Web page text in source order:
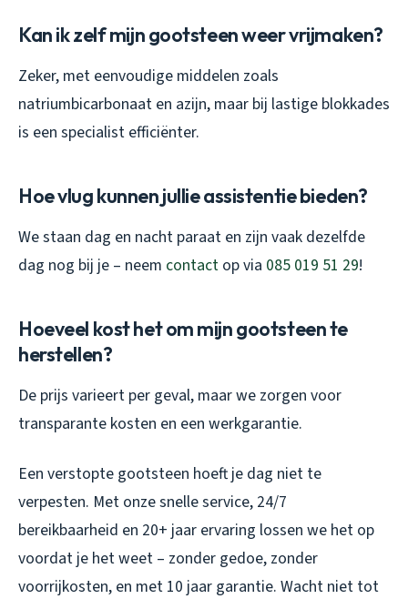
Kan ik zelf mijn gootsteen weer vrijmaken?
Zeker, met eenvoudige middelen zoals
natriumbicarbonaat en azijn, maar bij lastige blokkades
is een specialist efficiënter.
Hoe vlug kunnen jullie assistentie bieden?
We staan dag en nacht paraat en zijn vaak dezelfde
dag nog bij je – neem contact op via 085 019 51 29!
Hoeveel kost het om mijn gootsteen te
herstellen?
De prijs varieert per geval, maar we zorgen voor
transparante kosten en een werkgarantie.
Een verstopte gootsteen hoeft je dag niet te
verpesten. Met onze snelle service, 24/7
bereikbaarheid en 20+ jaar ervaring lossen we het op
voordat je het weet – zonder gedoe, zonder
voorrijkosten, en met 10 jaar garantie. Wacht niet tot